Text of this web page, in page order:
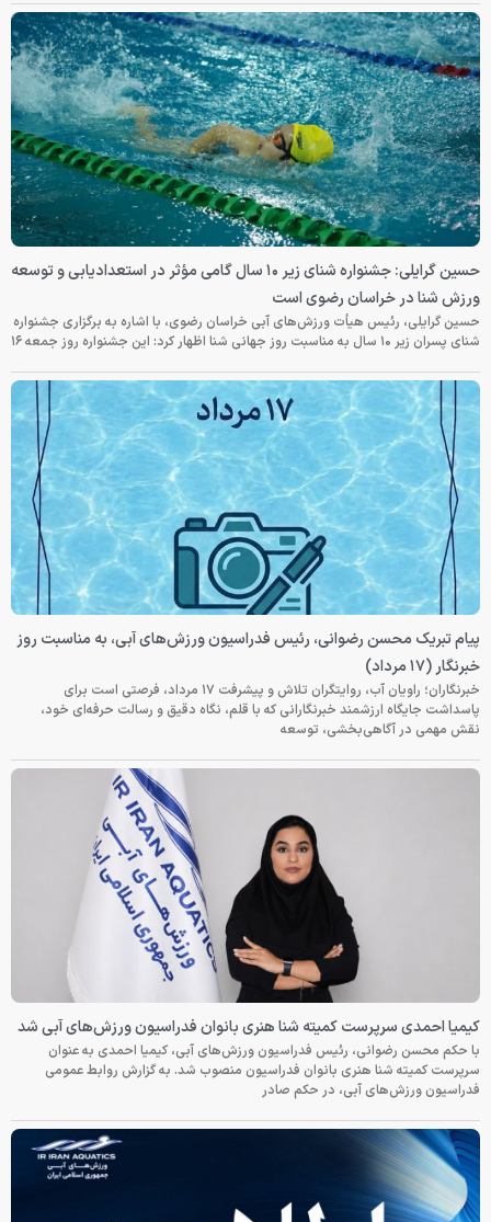
حسین گرایلی: جشنواره شنای زیر ۱۰ سال گامی مؤثر در استعدادیابی و توسعه
ورزش شنا در خراسان رضوی است
حسین گرایلی، رئیس هیأت ورزش‌های آبی خراسان رضوی، با اشاره به برگزاری جشنواره
شنای پسران زیر ۱۰ سال به مناسبت روز جهانی شنا اظهار کرد: این جشنواره روز جمعه‌ ۱۶
پیام تبریک محسن رضوانی، رئیس فدراسیون ورزش‌های آبی، به مناسبت روز
خبرنگار (۱۷ مرداد)
خبرنگاران؛ راویان آب، روایتگران تلاش و پیشرفت ۱۷ مرداد، فرصتی است برای
پاسداشت جایگاه ارزشمند خبرنگارانی که با قلم، نگاه دقیق و رسالت حرفه‌ای خود،
نقش مهمی در آگاهی‌بخشی، توسعه
کیمیا احمدی سرپرست کمیته شنا هنری بانوان فدراسیون ورزش‌های آبی شد
با حکم محسن رضوانی، رئیس فدراسیون ورزش‌های آبی، کیمیا احمدی به عنوان
سرپرست کمیته شنا هنری بانوان فدراسیون منصوب شد. به گزارش روابط عمومی
فدراسیون ورزش‌های آبی، در حکم صادر